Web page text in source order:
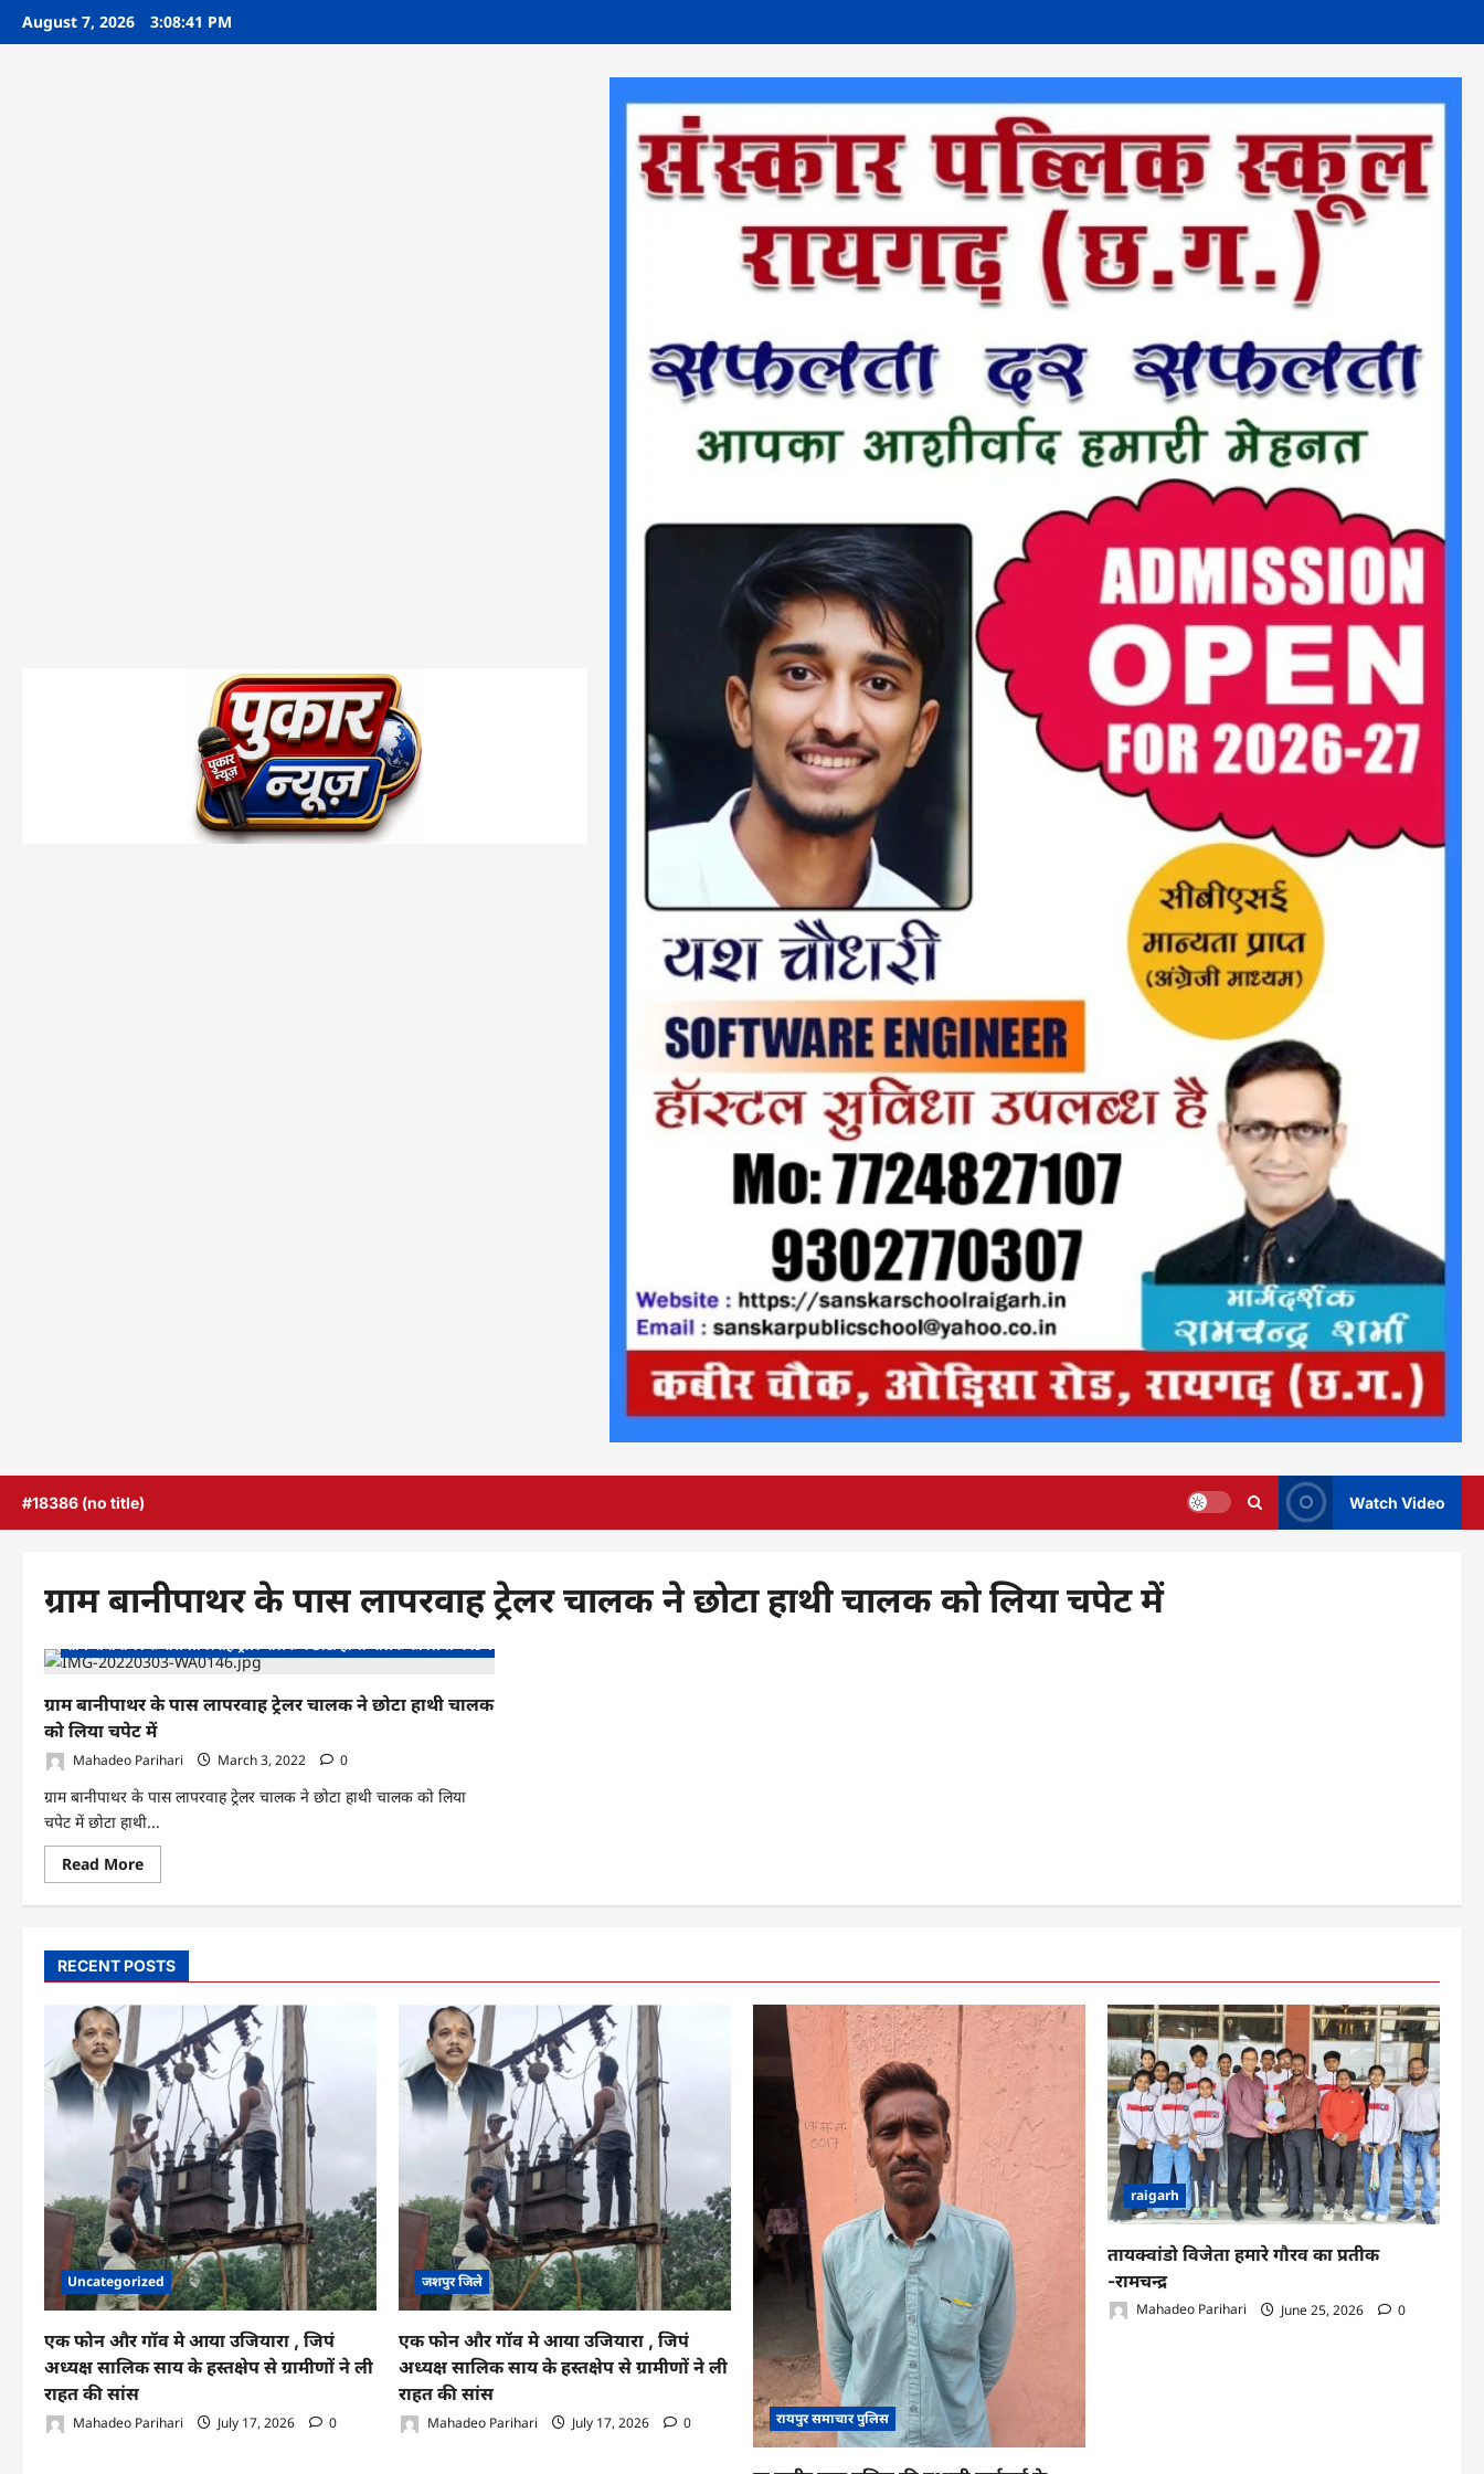
SkipAugust 7, 2026 3:08:42 PM
#18386 (no title) Watch Video
ग्राम बानीपाथर के पास लापरवाह ट्रेलर चालक ने छोटा हाथी चालक को लिया चपेट में
ग्राम बानीपाथर के पास लापरवाह ट्रेलर चालक ने छोटा हाथी चालक को लिया चपेट में
ग्राम बानीपाथर के पास लापरवाह ट्रेलर चालक ने छोटा हाथी चालक
को लिया चपेट में
Mahadeo Parihari March 3, 2022 0
ग्राम बानीपाथर के पास लापरवाह ट्रेलर चालक ने छोटा हाथी चालक को लिया
चपेट में छोटा हाथी...
Read MoreRead
more
ग्राम
पास
लापरवाह
ट्रेलर
चालक
हाथी
चालक
को
लिया
चपेट
में
RECENT POSTS
Uncategorized
एक फोन और गॉव मे आया उजियारा , जिपं
अध्यक्ष सालिक साय के हस्तक्षेप से ग्रामीणों ने ली
राहत की सांस
Mahadeo Parihari July 17, 2026 0
जशपुर जिले
एक फोन और गॉव मे आया उजियारा , जिपं
अध्यक्ष सालिक साय के हस्तक्षेप से ग्रामीणों ने ली
राहत की सांस
Mahadeo Parihari July 17, 2026 0 रायपुर समाचार पुलिस
raigarh
तायक्वांडो विजेता हमारे गौरव का प्रतीक
-रामचन्द्र
Mahadeo Parihari June 25, 2026 0